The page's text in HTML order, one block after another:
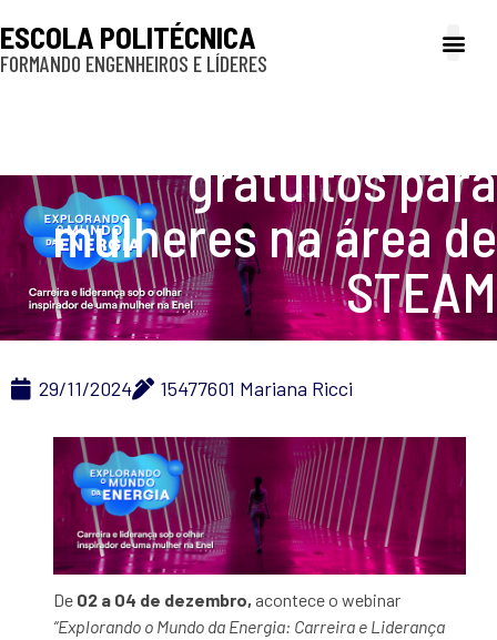
ESCOLA POLITÉCNICA
FORMANDO ENGENHEIROS E LÍDERES
gratuitos para
mulheres na área de
STEAM
29/11/2024 15477601 Mariana Ricci
De 02 a 04 de dezembro, acontece o webinar
“Explorando o Mundo da Energia: Carreira e Liderança